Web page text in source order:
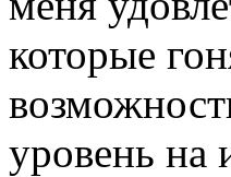
которые
уровень на